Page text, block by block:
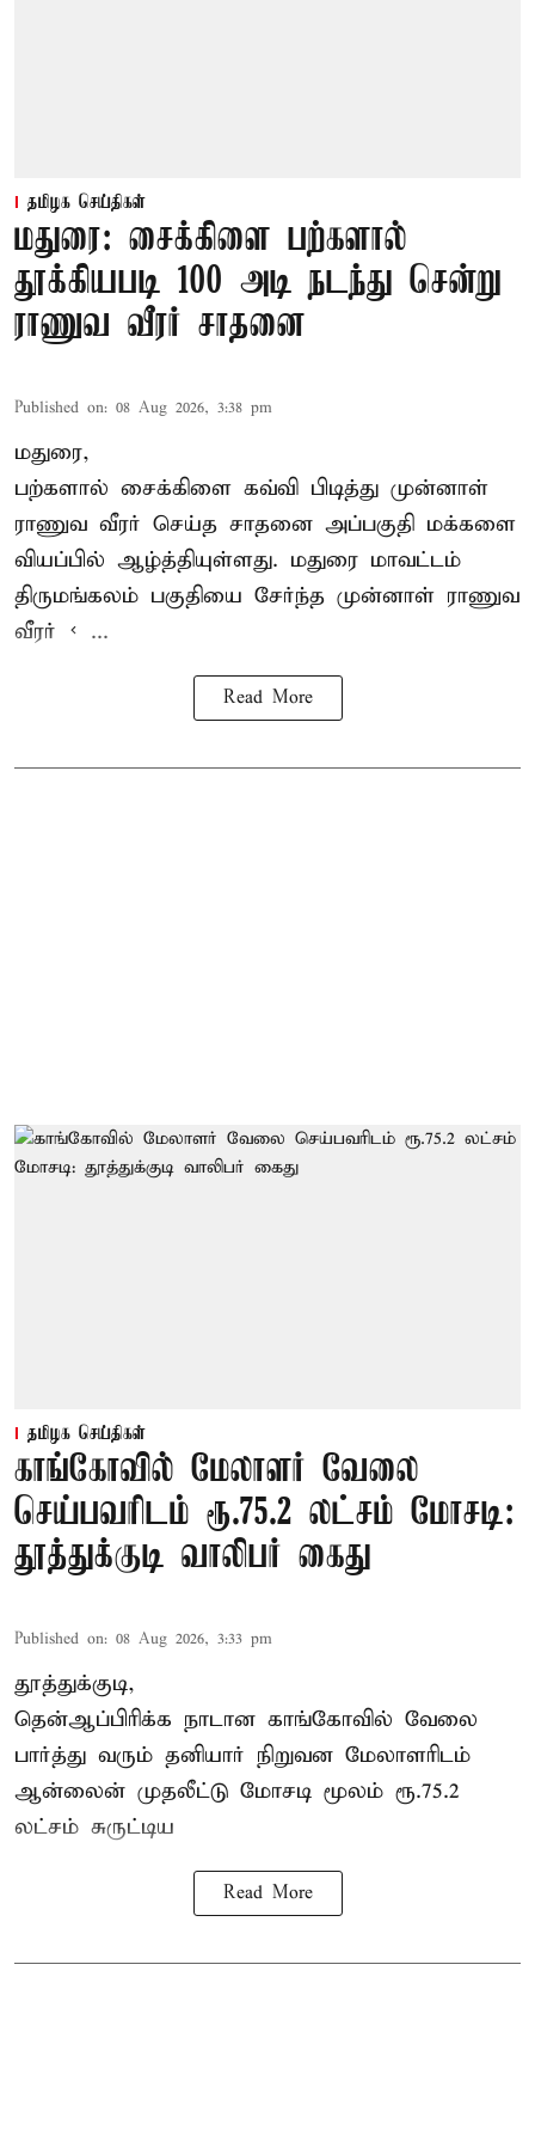
தமிழக செய்திகள்
மதுரை: சைக்கிளை பற்களால்
தூக்கியபடி 100 அடி நடந்து சென்று
ராணுவ வீரர் சாதனை
Published on: 08 Aug 2026, 3:38 pm
மதுரை,
பற்களால் சைக்கிளை கவ்வி பிடித்து முன்னாள்
ராணுவ வீரர் செய்த சாதனை அப்பகுதி மக்களை
வியப்பில் ஆழ்த்தியுள்ளது. மதுரை மாவட்டம்
திருமங்கலம் பகுதியை சேர்ந்த முன்னாள் ராணுவ
வீரர் < ...
Read More
தமிழக செய்திகள்
காங்கோவில் மேலாளர் வேலை
செய்பவரிடம் ரூ.75.2 லட்சம் மோசடி:
தூத்துக்குடி வாலிபர் கைது
Published on: 08 Aug 2026, 3:33 pm
தூத்துக்குடி,
தென்ஆப்பிரிக்க நாடான காங்கோவில் வேலை
பார்த்து வரும் தனியார் நிறுவன மேலாளரிடம்
ஆன்லைன் முதலீட்டு மோசடி மூலம் ரூ.75.2
லட்சம் சுருட்டிய
Read More